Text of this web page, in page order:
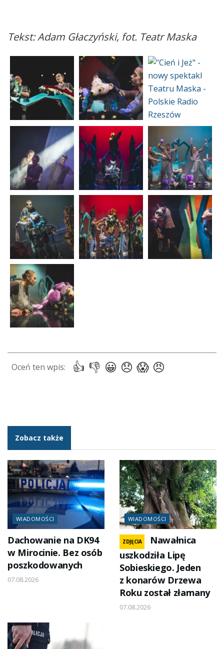
Tekst: Adam Głaczyński, fot. Teatr Maska
Zobacz także
WIADOMOŚCI
Dachowanie na DK94
w Mirocinie. Bez osób
poszkodowanych
07.08.2026
WIADOMOŚCI
ZDJĘCIA
Nawałnica
uszkodziła Lipę
Sobieskiego. Jeden
z konarów Drzewa
Roku został złamany
07.08.2026